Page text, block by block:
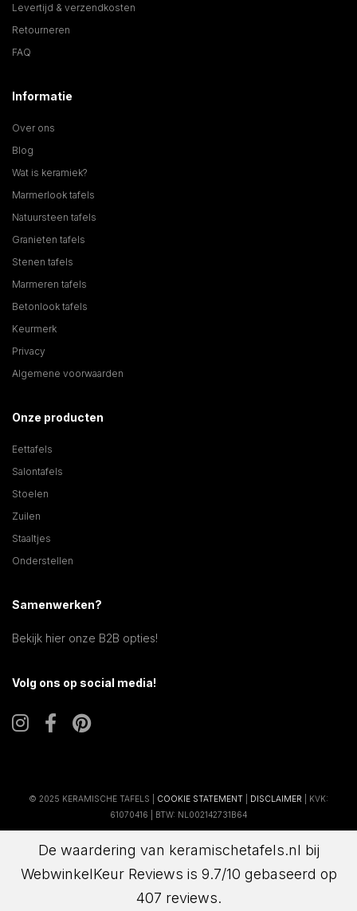
Levertijd & verzendkosten
Retourneren
FAQ
Informatie
Over ons
Blog
Wat is keramiek?
Marmerlook tafels
Natuursteen tafels
Granieten tafels
Stenen tafels
Marmeren tafels
Betonlook tafels
Keurmerk
Privacy
Algemene voorwaarden
Onze producten
Eettafels
Salontafels
Stoelen
Zuilen
Staaltjes
Onderstellen
Samenwerken?
Bekijk hier onze B2B opties!
Volg ons op social media!
© 2025 KERAMISCHE TAFELS | COOKIE STATEMENT DISCLAIMER | KVK:
61070416 | BTW: NL002142731B64
De waardering van keramischetafels.nl bij
WebwinkelKeur Reviews is 9.7/10 gebaseerd op
407 reviews.